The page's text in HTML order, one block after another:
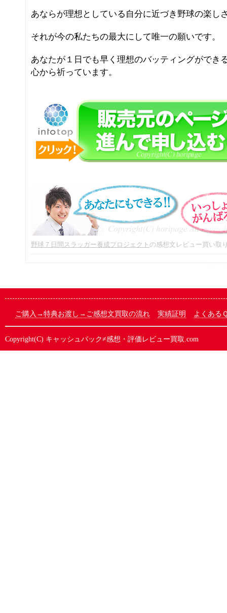
あならが理想としている自分に近づき野球の楽し
それが今の私たちの最大にして唯一の願いです。
あなたが１日でも早く理想のバッティングができ
心から祈っています。
野球７日間スラッガー養成プロジェクト の感想文レビュー買い取
ご購入→特典お渡し→ご感想文買取の流れ 実績証明 よくある
Copyright(C) キャッシュバック≠感想・評価レビュー買取.com